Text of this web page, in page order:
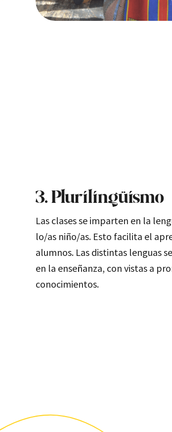
3. Plurilingüismo
Las clases se imparten en la
lo/as niño/as. Esto facilita el
alumnos. Las distintas lenguas
en la enseñanza, con vistas a
conocimientos.